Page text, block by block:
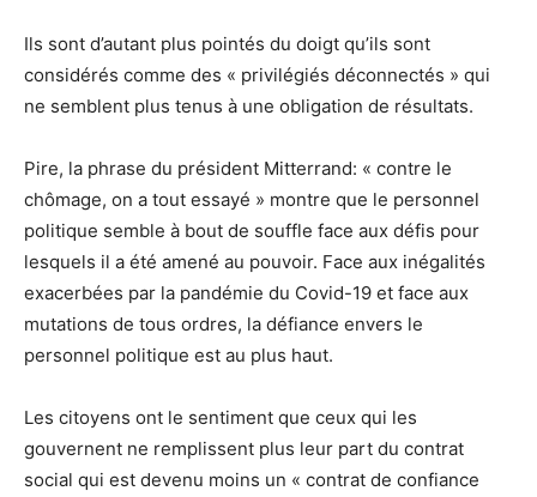
Ils sont d’autant plus pointés du doigt qu’ils sont
considérés comme des « privilégiés déconnectés » qui
ne semblent plus tenus à une obligation de résultats.
Pire, la phrase du président Mitterrand: « contre le
chômage, on a tout essayé » montre que le personnel
politique semble à bout de souffle face aux défis pour
lesquels il a été amené au pouvoir. Face aux inégalités
exacerbées par la pandémie du Covid-19 et face aux
mutations de tous ordres, la défiance envers le
personnel politique est au plus haut.
Les citoyens ont le sentiment que ceux qui les
gouvernent ne remplissent plus leur part du contrat
social qui est devenu moins un « contrat de confiance